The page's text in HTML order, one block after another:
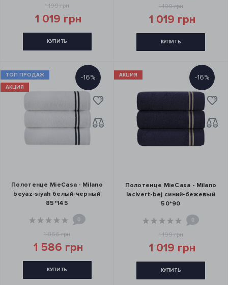
1 199 грн
1 019 грн
КУПИТЬ
1 199 грн
1 019 грн
КУПИТЬ
ТОП ПРОДАЖ
АКЦИЯ
-16%
Полотенце MieCasa - Milano
beyaz-siyah белый-черный
85*145
0
1 866 грн
1 586 грн
КУПИТЬ
АКЦИЯ -16%
Полотенце MieCasa - Milano
lacivert-bej синий-бежевый
50*90
0
1 199 грн
1 019 грн
КУПИТЬ